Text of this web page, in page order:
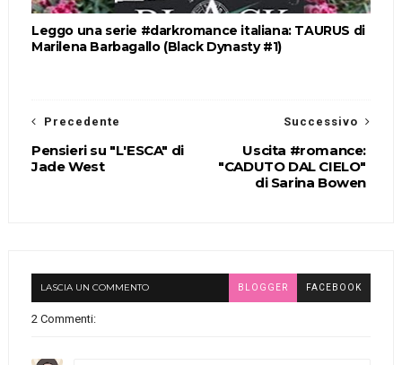
Leggo una serie #darkromance italiana: TAURUS di
Marilena Barbagallo (Black Dynasty #1)
Successivo
Uscita #romance:
"CADUTO DAL CIELO"
di Sarina Bowen
Precedente
Pensieri su "L'ESCA" di
Jade West
LASCIA UN COMMENTO BLOGGER FACEBOOK
2 Commenti: